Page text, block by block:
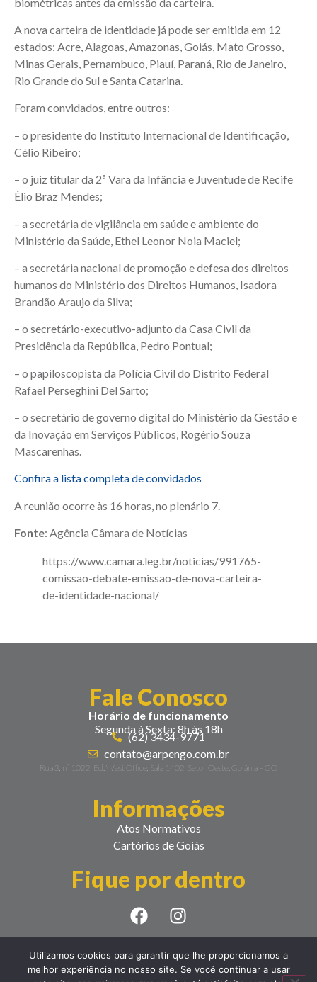
A nova carteira de identidade já pode ser emitida em 12
estados: Acre, Alagoas, Amazonas, Goiás, Mato Grosso,
Minas Gerais, Pernambuco, Piauí, Paraná, Rio de Janeiro,
Rio Grande do Sul e Santa Catarina.
Foram convidados, entre outros:
– o presidente do Instituto Internacional de Identificação,
Célio Ribeiro;
– o juiz titular da 2ª Vara da Infância e Juventude de Recife
Élio Braz Mendes;
– a secretária de vigilância em saúde e ambiente do
Ministério da Saúde, Ethel Leonor Noia Maciel;
– a secretária nacional de promoção e defesa dos direitos
humanos do Ministério dos Direitos Humanos, Isadora
Brandão Araujo da Silva;
– o secretário-executivo-adjunto da Casa Civil da
Presidência da República, Pedro Pontual;
– o papiloscopista da Polícia Civil do Distrito Federal
Rafael Perseghini Del Sarto;
– o secretário de governo digital do Ministério da Gestão e
da Inovação em Serviços Públicos, Rogério Souza
Mascarenhas.
Confira a lista completa de convidados
A reunião ocorre às 16 horas, no plenário 7.
Fonte: Agência Câmara de Notícias
https://www.camara.leg.br/noticias/991765-
comissao-debate-emissao-de-nova-carteira-
de-identidade-nacional/
Fale Conosco
Horário de funcionamento
Segunda à Sexta: 8h às 18h
(62) 3434-9771
contato@arpengo.com.br
Rua 3, nº 1022, Ed. West Office, Sala 1402, Setor Oeste. Goiânia – GO
Informações
Atos Normativos
Cartórios de Goiás
Fique por dentro
Utilizamos cookies para garantir que lhe proporcionamos a
melhor experiência no nosso site. Se você continuar a usar